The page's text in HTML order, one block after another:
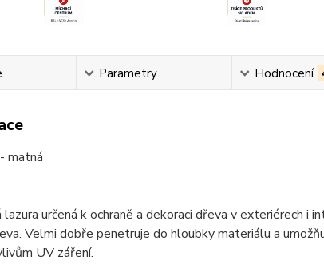
Parametry Hodnocení
matná
určená k ochraně a dekoraci dřeva v exteriérech i
Velmi dobře penetruje do hloubky materiálu a
UV záření.